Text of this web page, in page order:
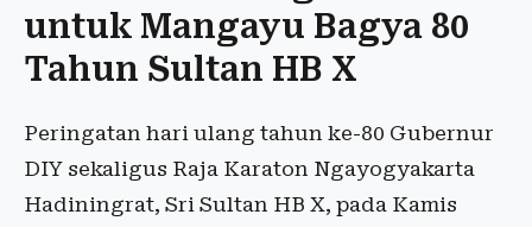
untuk Mangayu Bagya 80
Tahun Sultan HB X
Peringatan hari ulang tahun ke-80 Gubernur
DIY sekaligus Raja Karaton Ngayogyakarta
Hadiningrat, Sri Sultan HB X, pada Kamis